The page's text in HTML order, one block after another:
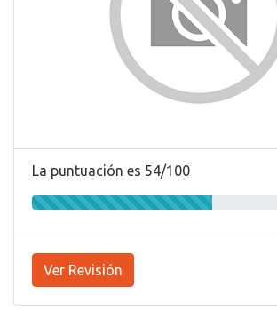
La puntuación es 54/100
Ver Revisión